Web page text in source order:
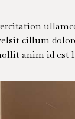
cillum
anim id est